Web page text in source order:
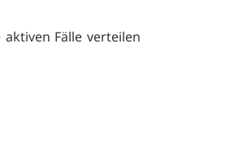
Fälle verteilen